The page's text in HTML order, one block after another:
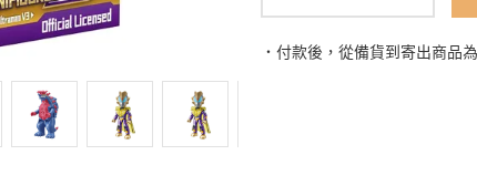
˙付款後，從備貨到寄出商品